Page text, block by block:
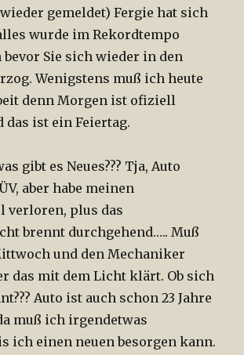
gemeldet) Fergie hat sich
wurde im Rekordtempo
bevor Sie sich wieder in den
Wenigstens muß ich heute
denn Morgen ist ofiziell
das ist ein Feiertag.
gibt es Neues??? Tja, Auto
aber habe meinen
verloren, plus das
brennt durchgehend….. Muß
und den Mechaniker
das mit dem Licht klärt. Ob sich
Auto ist auch schon 23 Jahre
muß ich irgendetwas
ich einen neuen besorgen kann.